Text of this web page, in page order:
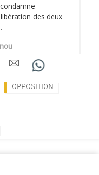
des deux
OPPOSITION